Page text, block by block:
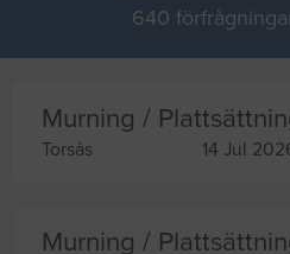
640
Murning /
Torsås 14 Jul
Murning /